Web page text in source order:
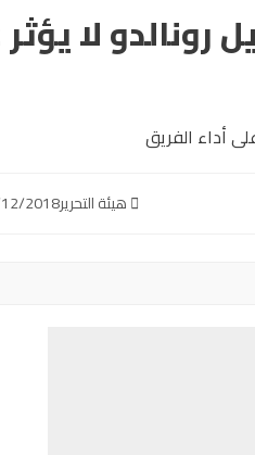
لا
هيئة التحرير- 14h15